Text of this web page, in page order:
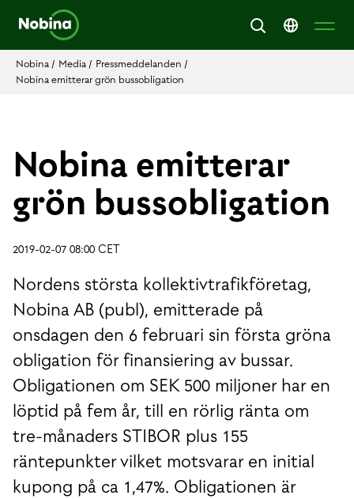
Nobina / Media / Pressmeddelanden /
Nobina emitterar grön bussobligation
Nobina emitterar
grön bussobligation
2019-02-07 08:00 CET
Nordens största kollektivtrafikföretag,
Nobina AB (publ), emitterade på
onsdagen den 6 februari sin första gröna
obligation för finansiering av bussar.
Obligationen om SEK 500 miljoner har en
löptid på fem år, till en rörlig ränta om
tre-månaders STIBOR plus 155
räntepunkter vilket motsvarar en initial
kupong på ca 1,47%. Obligationen är